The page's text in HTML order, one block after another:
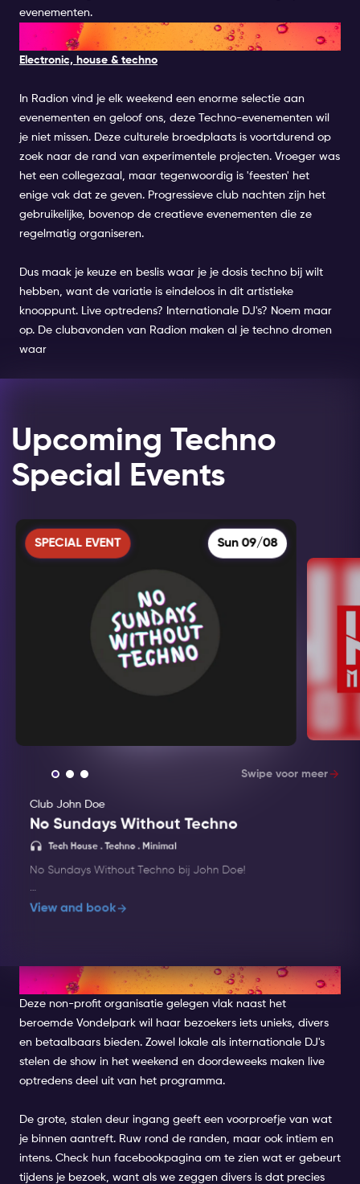
evenementen.
9. RADION
Electronic, house & techno
In Radion vind je elk weekend een enorme selectie aan
evenementen en geloof ons, deze Techno-evenementen wil
je niet missen. Deze culturele broedplaats is voortdurend op
zoek naar de rand van experimentele projecten. Vroeger was
het een collegezaal, maar tegenwoordig is 'feesten' het
enige vak dat ze geven. Progressieve club nachten zijn het
gebruikelijke, bovenop de creatieve evenementen die ze
regelmatig organiseren.
Dus maak je keuze en beslis waar je je dosis techno bij wilt
hebben, want de variatie is eindeloos in dit artistieke
knooppunt. Live optredens? Internationale DJ's? Noem maar
op. De clubavonden van Radion maken al je techno dromen
waar
Upcoming Techno
Special Events
SPECIAL EVENT Sun 09/08
Club John Doe
No Sundays Without Techno
Tech House . Techno . Minimal
No Sundays Without Techno bij John Doe!
No Sundays Without Techno is het wekelijkse
technoliefhebbers.
John Doe is de plek waar muziek en licht
samenkomen. Met zijn high-end lichttechnologie
tilt John Doe de clubervaring naar een heel
nieuw niveau. Met de beste premium dranken,
cocktails en een uniek interieur biedt John Doe
nachtleven.
Muziek: Tech House, Techno, MinimalLine-
up: Amsterdam's Finest - John Doe
ResidenceDress Code: CasualLeeftijd: 18+Event
View and book
Swipe voor meer
10. OT301
Deze non-profit organisatie gelegen vlak naast het
beroemde Vondelpark wil haar bezoekers iets unieks, divers
en betaalbaars bieden. Zowel lokale als internationale DJ's
stelen de show in het weekend en doordeweeks maken live
optredens deel uit van het programma.
De grote, stalen deur ingang geeft een voorproefje van wat
je binnen aantreft. Ruw rond de randen, maar ook intiem en
intens. Check hun facebookpagina om te zien wat er gebeurt
tijdens je bezoek, want als we zeggen divers is dat precies